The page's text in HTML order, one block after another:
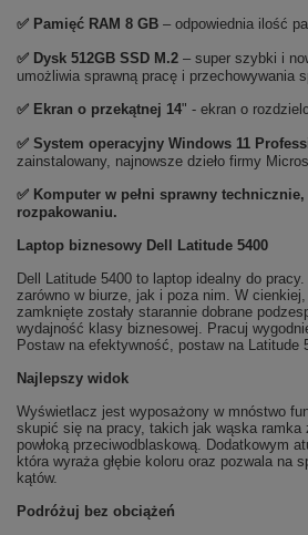
✅ Pamięć RAM 8 GB – odpowiednia ilość
✅ Dysk 512GB SSD M.2 – super szybki i
umożliwia sprawną pracę i przechowywania
✅ Ekran o przekątnej 14" - ekran o
✅ System operacyjny Windows 11
zainstalowany, najnowsze dzieło firmy
✅ Komputer w pełni sprawny
rozpakowaniu.
Laptop biznesowy Dell Latitude 5400
Dell Latitude 5400 to laptop idealny do
zarówno w biurze, jak i poza nim. W
zamknięte zostały starannie dobrane
wydajność klasy biznesowej. Pracuj
Postaw na efektywność, postaw na Latitude
Najlepszy widok
Wyświetlacz jest wyposażony w mnóstwo
skupić się na pracy, takich jak wąska ramka
powłoką przeciwodblaskową. Dodatkowym
która wyraża głębie koloru oraz pozwala na
kątów.
Podróżuj bez obciążeń